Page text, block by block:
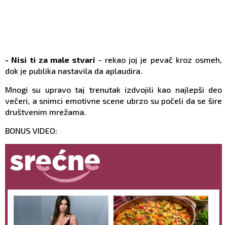
- Nisi ti za male stvari - rekao joj je pevač kroz osmeh,
dok je publika nastavila da aplaudira.
Mnogi su upravo taj trenutak izdvojili kao najlepši deo
večeri, a snimci emotivne scene ubrzo su počeli da se šire
društvenim mrežama.
BONUS VIDEO: